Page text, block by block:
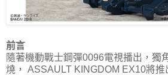
前言
隨著機動戰士鋼彈0096電視播出，獨
燒， ASSAULT KINGDOM EX10將推